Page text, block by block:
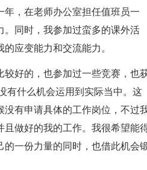
，在老师办公室担任值班员一
。同时，我参加过蛮多的课外活
应变能力和交流能力。
好的，也参加过一些竞赛，也
有什么机会运用到实际当中。这
有申请具体的工作岗位，不过
做好的我的工作。我很希望能
一份力量的同时，也借此机会